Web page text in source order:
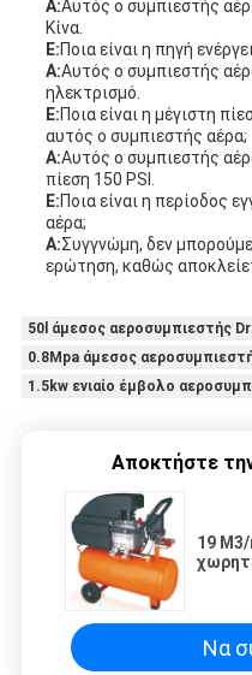
Α:Αυτός ο συμπιεστής
Κίνα.
Ε:Ποια είναι η πηγή
Α:Αυτός ο συμπιεστής
ηλεκτρισμό.
Ε:Ποια είναι η μέγιστη
αυτός ο συμπιεστής αέρα;
Α:Αυτός ο συμπιεστής
πίεση 150 PSI.
Ε:Ποια είναι η περίοδος
αέρα;
Α:Συγγνώμη, δεν
ερώτηση, καθώς
50l άμεσος αεροσυμπιεστής
0.8Mpa άμεσος
1.5kw ενιαίο έμβολο
Αποκτήστε
19
2HP/
Να